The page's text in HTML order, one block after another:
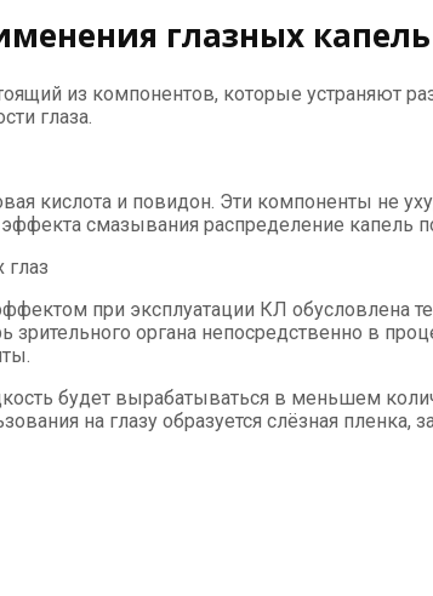
глазных
из компонентов, которые
глаза.
кислота и повидон. Эти компоненты не
смазывания распределение капель
при эксплуатации КЛ обусловлена
зрительного органа непосредственно в
будет вырабатываться в меньшем
на глазу образуется слёзная